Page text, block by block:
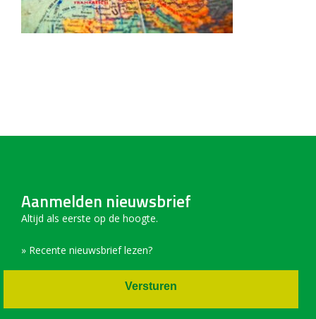
Aanmelden nieuwsbrief
Altijd als eerste op de hoogte.
» Recente nieuwsbrief lezen?
Versturen